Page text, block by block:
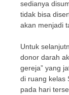
sedianya
tidak bisa
akan menjadi
Untuk
donor darah
gereja” yang
di ruang kelas
pada hari